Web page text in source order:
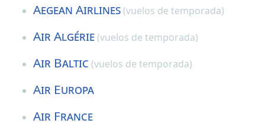
Aegean Airlines (vuelos de temporada)
Air Algérie (vuelos de temporada)
Air Baltic (vuelos de temporada)
Air Europa
Air France